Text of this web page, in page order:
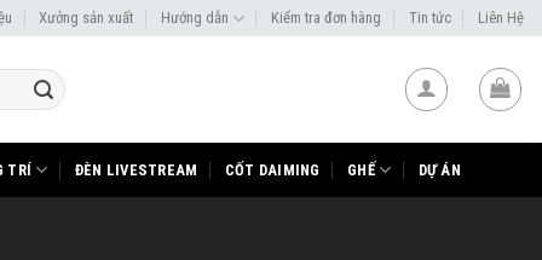
Xưởng sản xuất Hướng dẫn Kiểm tra đơn hàng Tin tức Liên Hệ
TRÍ ĐÈN LIVESTREAM CỐT DAIMING GHẾ DỰ ÁN